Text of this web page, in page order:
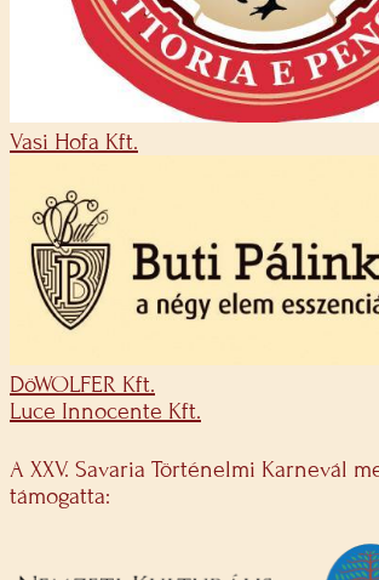
Vasi Hofa Kft.
DöWOLFER Kft.
Luce Innocente Kft.
A XXV. Savaria Történelmi Karnevál
támogatta: